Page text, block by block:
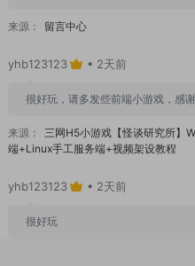
来源： 留言中心
yhb123123 • 2天前
很好玩，请多发些前端小游戏，感谢
来源：
三网H5小游戏【怪谈研究所】
端+Linux手工服务端+视频架设教程
yhb123123 • 2天前
很好玩